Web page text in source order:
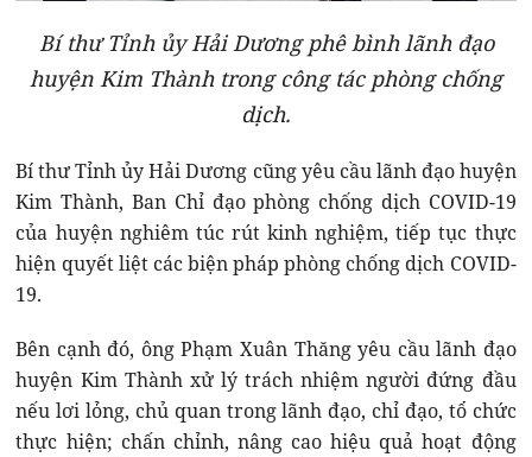
Bí thư Tỉnh ủy Hải Dương phê bình lãnh đạo
huyện Kim Thành trong công tác phòng chống
dịch.
Bí thư Tỉnh ủy Hải Dương cũng yêu cầu lãnh đạo huyện
Kim Thành, Ban Chỉ đạo phòng chống dịch COVID-19
của huyện nghiêm túc rút kinh nghiệm, tiếp tục thực
hiện quyết liệt các biện pháp phòng chống dịch COVID-
19.
Bên cạnh đó, ông Phạm Xuân Thăng yêu cầu lãnh đạo
huyện Kim Thành xử lý trách nhiệm người đứng đầu
nếu lơi lỏng, chủ quan trong lãnh đạo, chỉ đạo, tổ chức
thực hiện; chấn chỉnh, nâng cao hiệu quả hoạt động